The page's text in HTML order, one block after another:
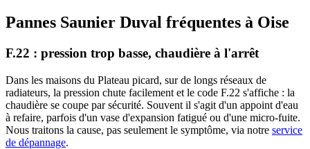
Pannes Saunier Duval fréquentes à Oise
F.22 : pression trop basse, chaudière à l'arrêt
Dans les maisons du Plateau picard, sur de longs réseaux de
radiateurs, la pression chute facilement et le code F.22 s'affiche : la
chaudière se coupe par sécurité. Souvent il s'agit d'un appoint d'eau
à refaire, parfois d'un vase d'expansion fatigué ou d'une micro-fuite.
Nous traitons la cause, pas seulement le symptôme, via notre service
de dépannage.